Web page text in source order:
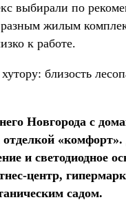
выбирали по
разным жилым
к работе.
близость
Новгорода с
«комфорт».
и светодиодное
центр,
садом.